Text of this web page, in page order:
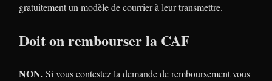
gratuitement un modèle de courrier à leur transmettre.
Doit on rembourser la CAF
NON.Si vous contestez la demande de remboursement vous